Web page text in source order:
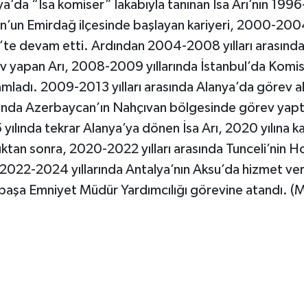
“İsa komiser” lakabıyla tanınan İsa Arı’nın
Emirdağ ilçesinde başlayan kariyeri, 2000-2004
devam etti. Ardından 2004-2008 yılları
yapan Arı, 2008-2009 yıllarında İstanbul’da
2009-2013 yılları arasında Alanya’da görev
Azerbaycan’ın Nahçıvan bölgesinde görev
tekrar Alanya’ya dönen İsa Arı, 2020 yılına
sonra, 2020-2022 yılları arasında Tunceli’nin
2024 yıllarında Antalya’nın Aksu’da hizmet
Emniyet Müdür Yardımcılığı görevine atandı.